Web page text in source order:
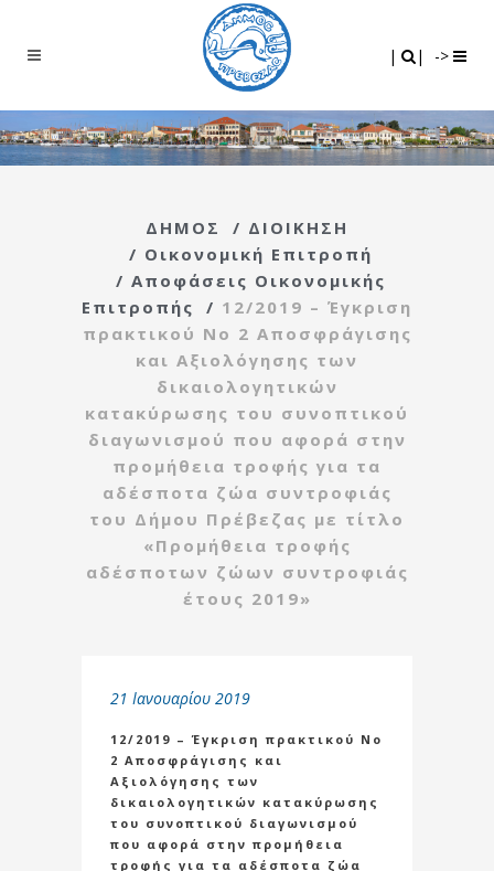
| | ->
ΔΗΜΟΣ / ΔΙΟΙΚΗΣΗ
/ Οικονομική Επιτροπή
/ Αποφάσεις Οικονομικής
Επιτροπής
/ 12/2019 – Έγκριση
πρακτικού Νο 2 Αποσφράγισης
και Αξιολόγησης των
δικαιολογητικών
κατακύρωσης του συνοπτικού
διαγωνισμού που αφορά στην
προμήθεια τροφής για τα
αδέσποτα ζώα συντροφιάς
του Δήμου Πρέβεζας με τίτλο
«Προμήθεια τροφής
αδέσποτων ζώων συντροφιάς
έτους 2019»
21 Ιανουαρίου 2019
12/2019 – Έγκριση πρακτικού Νο
2 Αποσφράγισης και
Αξιολόγησης των
δικαιολογητικών κατακύρωσης
του συνοπτικού διαγωνισμού
που αφορά στην προμήθεια
τροφής για τα αδέσποτα ζώα